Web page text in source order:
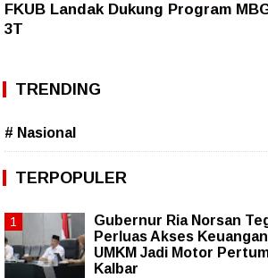
FKUB Landak Dukung Program
3T
TRENDING
# Nasional
TERPOPULER
Gubernur Ria Norsan
Perluas Akses
UMKM Jadi Motor
Kalbar